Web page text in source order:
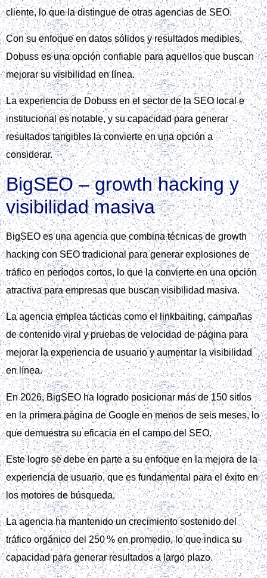
cliente, lo que la distingue de otras agencias de SEO.
Con su enfoque en datos sólidos y resultados medibles,
Dobuss es una opción confiable para aquellos que buscan
mejorar su visibilidad en línea.
La experiencia de Dobuss en el sector de la SEO local e
institucional es notable, y su capacidad para generar
resultados tangibles la convierte en una opción a
considerar.
BigSEO – growth hacking y
visibilidad masiva
BigSEO es una agencia que combina técnicas de growth
hacking con SEO tradicional para generar explosiones de
tráfico en períodos cortos, lo que la convierte en una opción
atractiva para empresas que buscan visibilidad masiva.
La agencia emplea tácticas como el linkbaiting, campañas
de contenido viral y pruebas de velocidad de página para
mejorar la experiencia de usuario y aumentar la visibilidad
en línea.
En 2026, BigSEO ha logrado posicionar más de 150 sitios
en la primera página de Google en menos de seis meses, lo
que demuestra su eficacia en el campo del SEO.
Este logro se debe en parte a su enfoque en la mejora de la
experiencia de usuario, que es fundamental para el éxito en
los motores de búsqueda.
La agencia ha mantenido un crecimiento sostenido del
tráfico orgánico del 250 % en promedio, lo que indica su
capacidad para generar resultados a largo plazo.